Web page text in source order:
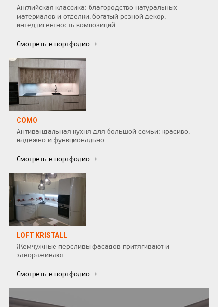
Английская классика: благородство натуральных
материалов и отделки, богатый резной декор,
интеллигентность композиций.
Смотреть в портфолио →
COMO
Антивандальная кухня для большой семьи: красиво,
надежно и функционально.
Смотреть в портфолио →
LOFT KRISTALL
Жемчужные переливы фасадов притягивают и
завораживают.
Смотреть в портфолио →